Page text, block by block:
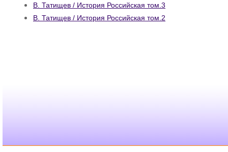
В. Татищев / История Российская том.3
В. Татищев / История Российская том.2